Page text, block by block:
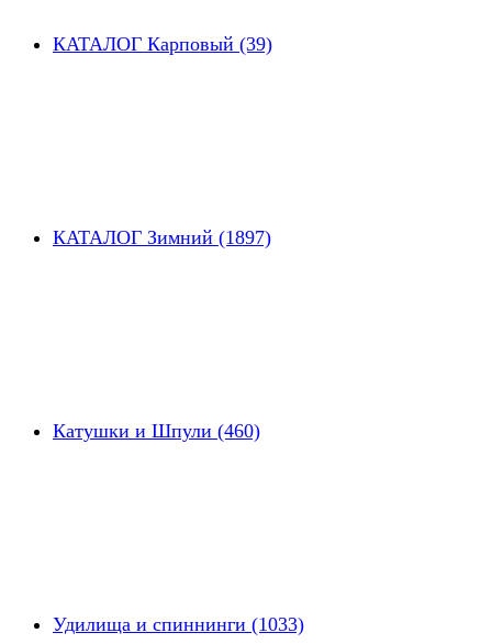
КАТАЛОГ Карповый (39)
КАТАЛОГ Зимний (1897)
Катушки и Шпули (460)
Удилища и спиннинги (1033)